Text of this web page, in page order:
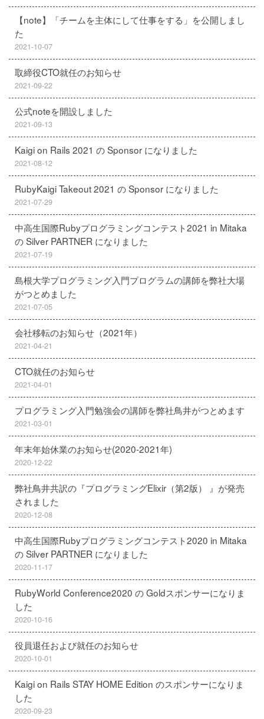
【note】「チームを主体にして仕事をする」を公開しまし
た
2021-10-07
取締役CTO就任のお知らせ
2021-09-22
公式noteを開設しました
2021-09-13
Kaigi on Rails 2021 の Sponsor になりました
2021-08-12
RubyKaigi Takeout 2021 の Sponsor になりました
2021-07-29
中高生国際Rubyプログラミングコンテスト2021 in Mitaka
の Silver PARTNER になりました
2021-07-19
島根大学プログラミング入門プログラムの講師を弊社大場
がつとめました
2021-07-05
会社移転のお知らせ（2021年）
2021-04-21
CTO就任のお知らせ
2021-04-01
プログラミング入門勉強会の講師を弊社鳥井がつとめます
2021-03-01
年末年始休業のお知らせ(2020-2021年)
2020-12-22
弊社鳥井共訳の『プログラミングElixir（第2版） 』が発売
されました
2020-12-08
中高生国際Rubyプログラミングコンテスト2020 in Mitaka
の Silver PARTNER になりました
2020-11-17
RubyWorld Conference2020 の Goldスポンサーになりま
した
2020-10-16
役員退任および就任のお知らせ
2020-10-01
Kaigi on Rails STAY HOME Edition のスポンサーになりま
した
2020-09-23